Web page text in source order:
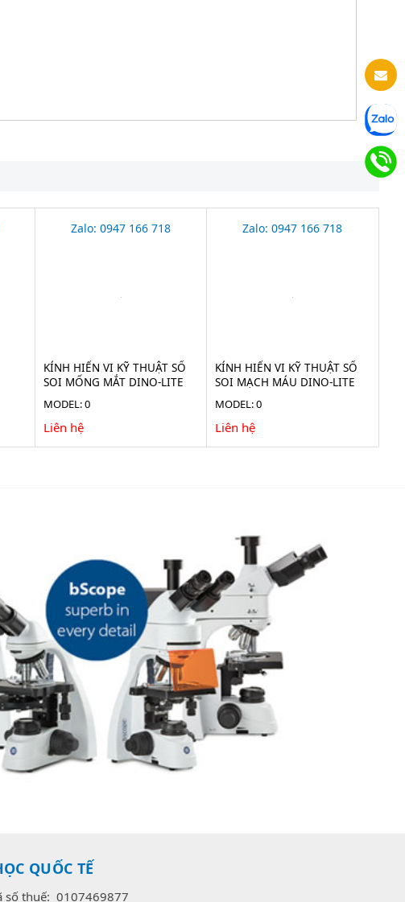
Zalo: 0947 166 718
KÍNH HIỂN VI KỸ THUẬT SỐ
SOI MỐNG MẮT DINO-LITE
MODEL: 0
Liên hệ
Zalo: 0947 166 718
KÍNH HIỂN VI KỸ THUẬT SỐ
SOI MẠCH MÁU DINO-LITE
MODEL: 0
Liên hệ
QUỐC TẾ
số thuế: 0107469877